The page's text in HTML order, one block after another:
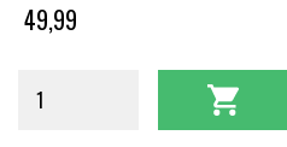
49,99